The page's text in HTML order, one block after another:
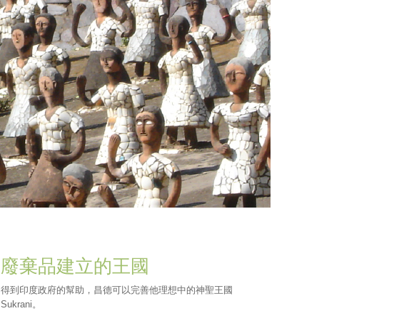
廢棄品建立的王國
得到印度政府的幫助，昌德可以完善他理想中的神聖王國
Sukrani。